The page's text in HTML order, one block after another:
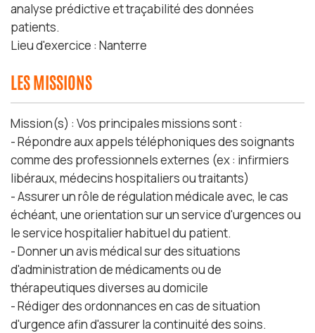
analyse prédictive et traçabilité des données
patients.
Lieu d'exercice : Nanterre
LES MISSIONS
Mission(s) : Vos principales missions sont :
- Répondre aux appels téléphoniques des soignants
comme des professionnels externes (ex : infirmiers
libéraux, médecins hospitaliers ou traitants)
- Assurer un rôle de régulation médicale avec, le cas
échéant, une orientation sur un service d'urgences ou
le service hospitalier habituel du patient.
- Donner un avis médical sur des situations
d'administration de médicaments ou de
thérapeutiques diverses au domicile
- Rédiger des ordonnances en cas de situation
d'urgence afin d'assurer la continuité des soins.